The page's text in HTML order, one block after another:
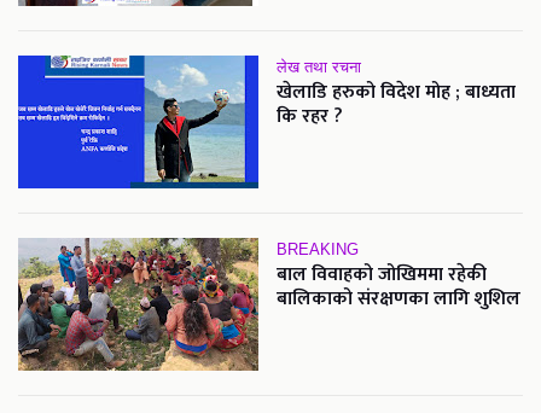
लेख तथा रचना
खेलाडि हरुको विदेश मोह ; बाध्यता
कि रहर ?
BREAKING
बाल विवाहको जोखिममा रहेकी
बालिकाको संरक्षणका लागि शुशिल